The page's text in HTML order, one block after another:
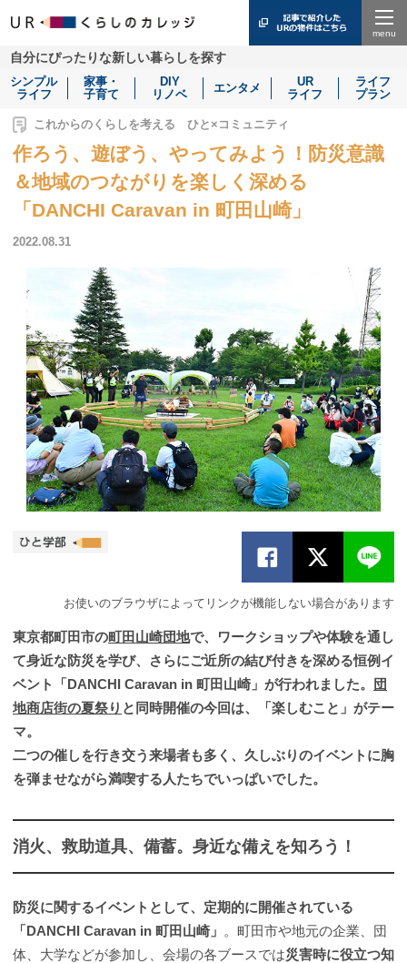
自分にぴったりな新しい暮らしを探す
シンプル
ライフ
家事・
子育て
DIY
リノベ
エンタメ
UR
ライフ
ライフ
プラン
これからのくらしを考える ひと×コミュニティ
作ろう、遊ぼう、やってみよう！防災意識
＆地域のつながりを楽しく深める
「DANCHI Caravan in 町田山崎」
2022.08.31
お使いのブラウザによってリンクが機能しない場合があります
東京都町田市の町田山崎団地で、ワークショップや体験を通し
て身近な防災を学び、さらにご近所の結び付きを深める恒例イ
ベント「DANCHI Caravan in 町田山崎」が行われました。
団
地商店街の夏祭り と同時開催の今回は、「楽しむこと」がテー
マ。
二つの催しを行き交う来場者も多く、久しぶりのイベントに胸
を弾ませながら満喫する人たちでいっぱいでした。
消火、救助道具、備蓄。身近な備えを知ろう！
防災に関するイベントとして、定期的に開催されている
「DANCHI Caravan in 町田山崎」 。町田市や地元の企業、団
体、大学などが参加し、会場の各ブースでは災害時に役立つ知